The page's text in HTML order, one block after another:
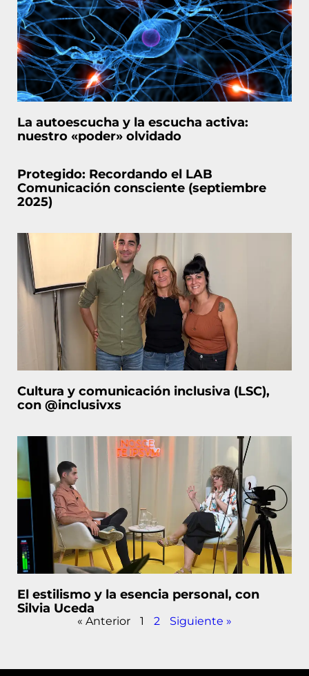
La autoescucha y la escucha activa:
nuestro «poder» olvidado
Protegido: Recordando el LAB
Comunicación consciente (septiembre
2025)
Cultura y comunicación inclusiva (LSC),
con @inclusivxs
El estilismo y la esencia personal, con
Silvia Uceda
« Anterior 1 2 Siguiente »